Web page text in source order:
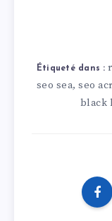
Étiqueté dans :
seo sea, seo
black